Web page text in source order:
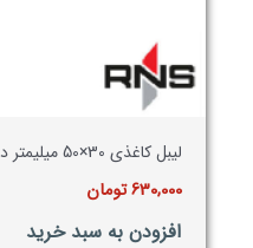
لیبل کاغذی 30×50 میلیمتر دو ردیف 3000 عددی
630,000تومان
افزودن به سبد خرید